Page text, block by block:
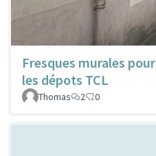
Fresques murales pour
les dépots TCL
Thomas
2 0